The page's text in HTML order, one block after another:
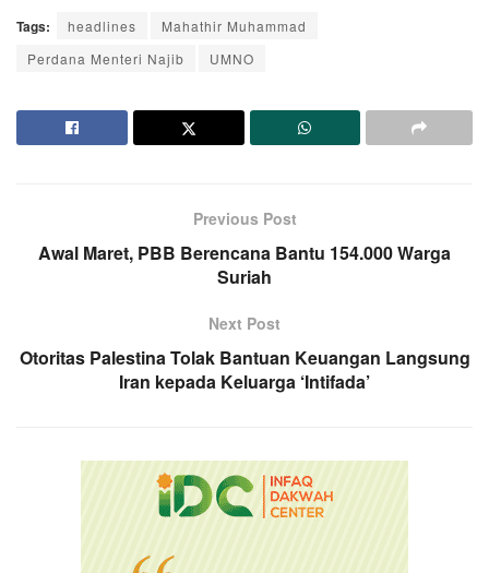
Tags: headlines
Mahathir Muhammad
Perdana Menteri Najib
UMNO
Previous Post
Awal Maret, PBB Berencana Bantu 154.000 Warga
Suriah
Next Post
Otoritas Palestina Tolak Bantuan Keuangan Langsung
Iran kepada Keluarga ‘Intifada’